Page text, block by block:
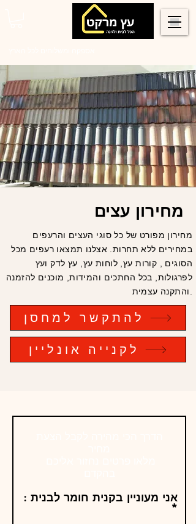
מחירון עצים
מחירון מפורט של כל סוגי העצים והרעפים
במחירים ללא תחרות. אצלנו תמצאו רעפים מכל
הסוגים , קורות עץ, לוחות עץ, עץ לדק ועץ
לפרגולות, בכל החתכים והמידות, מוכנים להזמנה
להתקשר למחסן
לקנייה אונליין
אני מעוניין בקנית חומר לבנית :
*